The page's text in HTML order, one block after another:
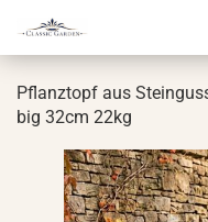
Pflanz­topf aus
big 32cm 22kg